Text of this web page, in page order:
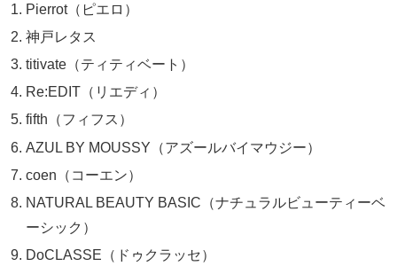
Pierrot（ピエロ）
神戸レタス
titivate（ティティベート）
Re:EDIT（リエディ）
fifth（フィフス）
AZUL BY MOUSSY（アズールバイマウジー）
coen（コーエン）
NATURAL BEAUTY BASIC（ナチュラルビューティーベ
ーシック）
DoCLASSE（ドゥクラッセ）